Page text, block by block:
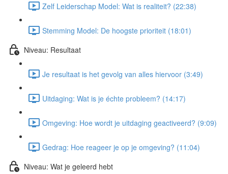
Zelf Leiderschap Model: Wat is realiteit? (22:38)
Stemming Model: De hoogste prioriteit (18:01)
Niveau: Resultaat
Je resultaat is het gevolg van alles hiervoor (3:49)
Uitdaging: Wat is je échte probleem? (14:17)
Omgeving: Hoe wordt je uitdaging geactiveerd? (9:09)
Gedrag: Hoe reageer je op je omgeving? (11:04)
Niveau: Wat je geleerd hebt